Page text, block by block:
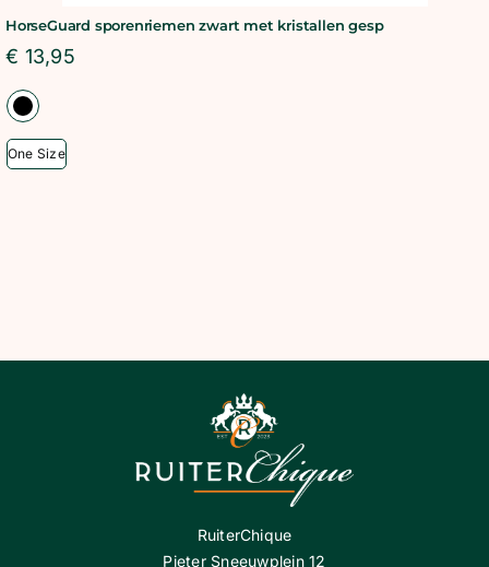
HorseGuard sporenriemen zwart met kristallen gesp
€ 13,95
One Size
RuiterChique
Pieter Sneeuwplein 12